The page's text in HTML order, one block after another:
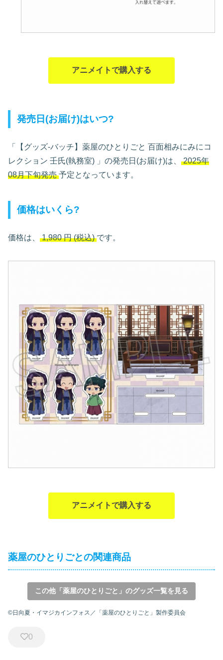
アニメイトで購入する
発売日(お届け)はいつ?
「【グッズ-バッチ】薬屋のひとりごと 百面相みにみにコ
レクション 壬氏(執務室) 」の発売日(お届け)は、 2025年
08月下旬発売 予定となっています。
価格はいくら?
価格は、 1,980円(税込) です。
アニメイトで購入する
薬屋のひとりごとの関連商品
この他「薬屋のひとりごと」のグッズ一覧を見る
©日向夏・イマジカインフォス／「薬屋のひとりごと」製作委員会
0